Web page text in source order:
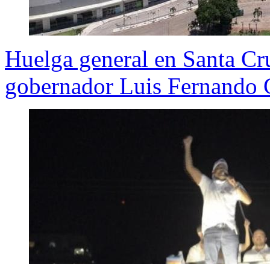
Huelga general en Santa
gobernador Luis Fernando